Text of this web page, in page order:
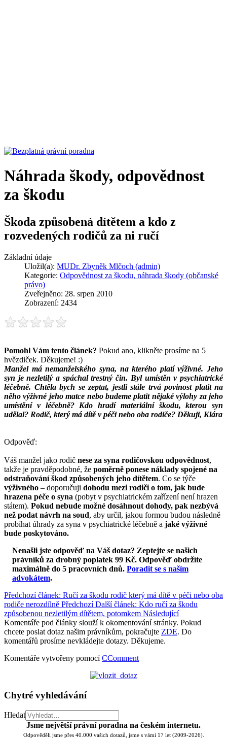
Náhrada škody, odpovědnost
za škodu
Škoda způsobená dítětem a kdo z
rozvedených rodičů za ni ručí
Základní údaje
Uložil(a): MUDr. Zbyněk Mlčoch (admin)
Kategorie: Odpovědnost za škodu, náhrada škody (občanské
právo)
Zveřejněno: 28. srpen 2010
Zobrazení: 2434
Pomohl Vám tento článek? Pokud ano, klikněte prosíme na 5
hvězdiček. Děkujeme! :)
Manžel má nemanželského syna, na kterého platí výživné. Jeho
syn je nezletilý a spáchal trestný čin. Byl umístěn v psychiatrické
léčebně. Chtěla bych se zeptat, jestli stále trvá povinost platit na
něho výživné jeho matce nebo budeme platit nějaké výlohy za jeho
umístění v léčebně? Kdo hradí materiální škodu, kterou syn
udělal? Rodič, který má dítě v péči nebo oba rodiče? Děkuji, Klára
Odpověď:
Váš manžel jako rodič nese za syna rodičovskou odpovědnost,
takže je pravděpodobné, že poměrně ponese náklady spojené na
odstraňování škod způsobených jeho dítětem. Co se týče
výživného – doporučuji dohodu mezi rodiči o tom, jak bude
hrazena péče o syna (pobyt v psychiatrickém zařízení není hrazen
státem). Pokud nebude možné dosáhnout dohody, pak nezbývá
než podat návrh na soud, aby určil, jakou formou budou následně
probíhat úhrady za syna v psychiatrické léčebně a jaké výživné
bude poskytováno.
Nenašli jste odpověď na Váš dotaz? Zeptejte se našich
právníků za drobný poplatek 99 Kč. Odpověď obdržíte
maximálně do 5 pracovních dnů. Poradit se s naším
advokátem.
Předchozí článek: Ručí za škodu rodič který má dítě v péči nebo oba
rodiče nerozdílně Předchozí Další článek: Kdo ručí za škodu
způsobenou nezletilým dítětem, potomkem Následující
Komentáře pod články slouží k okomentování stránky. Pokud
chcete poslat dotaz našim právníkům, pokračujte ZDE. Do
komentářů prosíme nevkládejte dotazy. Děkujeme.
Komentáře vytvořeny pomocíCComment
Chytré vyhledávání
Hledat
Jsme největší právní poradna na českém internetu.
Odpověděli jsme přes 40.000 vašich dotazů, jsme s vámi 17 let (2009-2026).